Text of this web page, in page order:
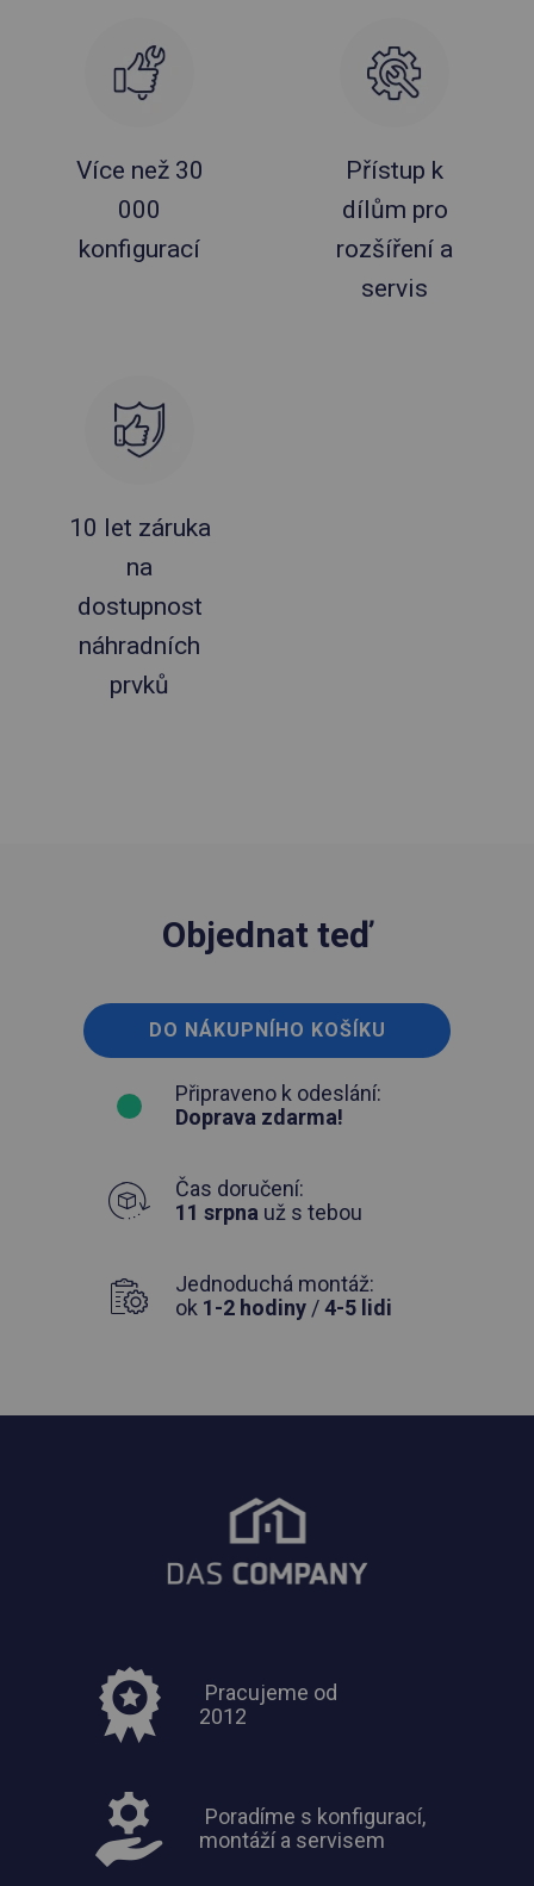
Více než 30
000
konfigurací
Přístup k
dílům pro
rozšíření a
servis
10 let záruka
na
dostupnost
náhradních
prvků
Objednat teď
DO NÁKUPNÍHO KOŠÍKU
Připraveno k odeslání:
Doprava zdarma!
Čas doručení:
11 srpna už s tebou
Jednoduchá montáž:
ok 1-2 hodiny /4-5 lidi
Pracujeme od
2012
Poradíme s konfigurací,
montáží a servisem